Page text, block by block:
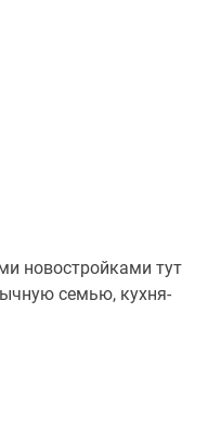
новостройками тут
семью, кухня-